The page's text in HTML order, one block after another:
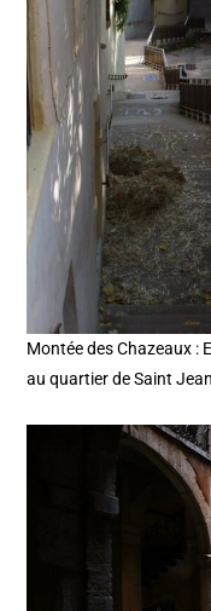
Montée des Chazeaux :
au quartier de Saint